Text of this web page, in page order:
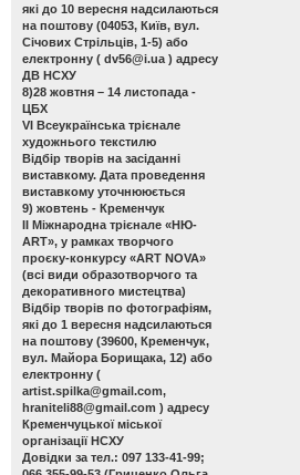
які до 10 вересня надсилаються
на поштову (04053, Київ, вул.
Січових Стрільців, 1-5) або
електронну ( dv56@i.ua ) адресу
ДВ НСХУ
8)28 жовтня – 14 листопада -
ЦБХ
VІ Всеукраїнська трієнале
художнього текстилю
Відбір творів на засіданні
виставкому. Дата проведення
виставкому уточнююється
9) жовтень - Кременчук
ІІ Міжнародна трієнале «НЮ-
АRТ», у рамках творчого
проєку-конкурсу «ART NOVA»
(всі види образотворчого та
декоративного мистецтва)
Відбір творів по фотографіям,
які до 1 вересня надсилаються
на поштову (39600, Кременчук,
вул. Майора Борищака, 12) або
електронну (
artist.spilka@gmail.com,
hraniteli88@gmail.com ) адресу
Кременчуцької міської
організації НСХУ
Довідки за тел.: 097 133-41-99;